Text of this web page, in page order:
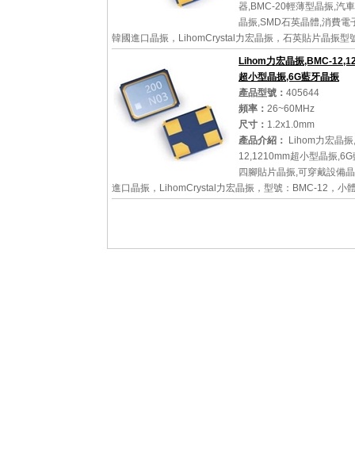
器,BMC-20輕薄型晶振,汽
晶振,SMD石英晶體,消費電
韓國進口晶振，LihomCrystal力宏晶振，石英貼片晶振型
20，小體積晶振尺寸：2.0x1.6x0.5mm表面安裝石英晶體
率范圍：...
查看大圖
Lihom力宏晶振,BMC-
超小型晶振,6G藍牙晶振
產品型號： 405644
頻率： 26~60MHz
尺寸： 1.2x1.0mm
產品介紹：
Lihom力宏晶
12,1210mm超小型晶振,6G
四腳貼片晶振,可穿戴設備
進口晶振，LihomCrystal力宏晶振，型號：BMC-12，小